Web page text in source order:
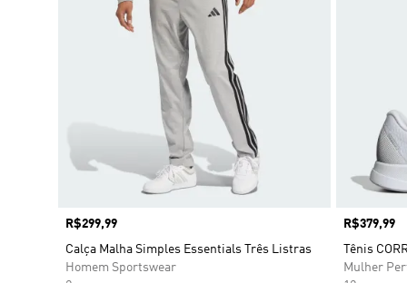
Preço
R$299,99
Calça Malha Simples Essentials Três Listras
Homem Sportswear
Preço
R$379,99
Tênis
Mulher